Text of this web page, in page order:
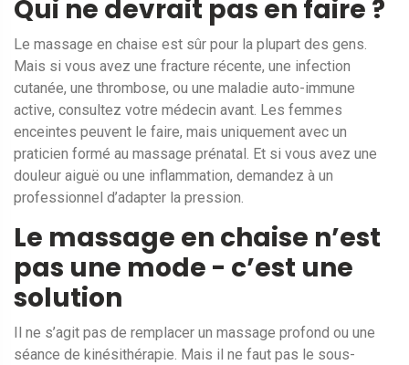
Qui ne devrait pas en faire ?
Le massage en chaise est sûr pour la plupart des gens.
Mais si vous avez une fracture récente, une infection
cutanée, une thrombose, ou une maladie auto-immune
active, consultez votre médecin avant. Les femmes
enceintes peuvent le faire, mais uniquement avec un
praticien formé au massage prénatal. Et si vous avez une
douleur aiguë ou une inflammation, demandez à un
professionnel d’adapter la pression.
Le massage en chaise n’est
pas une mode - c’est une
solution
Il ne s’agit pas de remplacer un massage profond ou une
séance de kinésithérapie. Mais il ne faut pas le sous-